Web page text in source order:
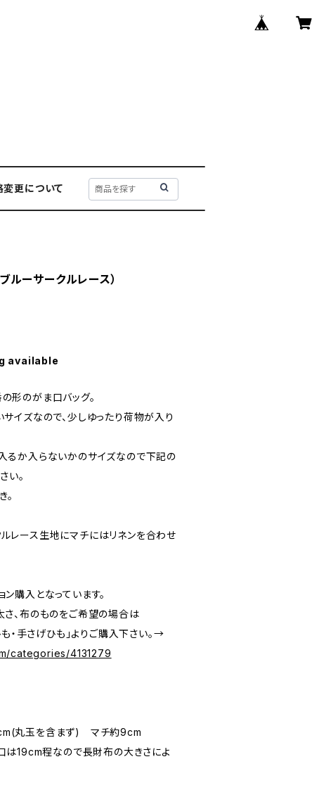
更について
ルーサークルレース）
available
形のがま口バッグ。
イズなので、少しゆったり荷物が入り
るか入らないかのサイズなので下記の
い。
レース生地にマチにはリネンを合わせ
購入となっています。
さ、布のものをご希望の場合は
・手さげひも」よりご購入下さい。→
categories/4131279
丸玉を含まず) マチ約9cm
19cm程なので長財布の大きさによ